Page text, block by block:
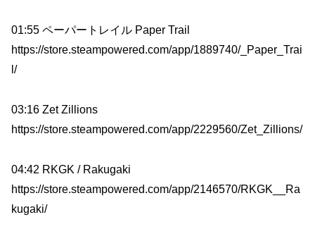
01:55 ペーパートレイル Paper Trail
https://store.steampowered.com/app/1889740/_Paper_Trai
l/
03:16 Zet Zillions
https://store.steampowered.com/app/2229560/Zet_Zillions/
04:42 RKGK / Rakugaki
https://store.steampowered.com/app/2146570/RKGK__Ra
kugaki/